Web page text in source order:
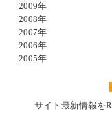
2009年
2008年
2007年
2006年
2005年
サイト最新情報を